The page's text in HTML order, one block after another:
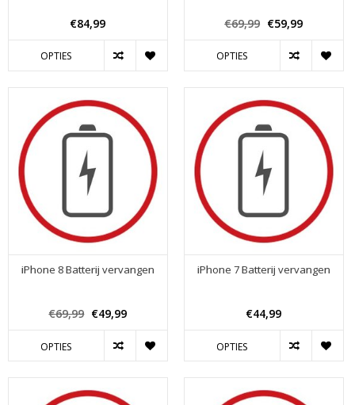
€84,99
OPTIES
€69,99 €59,99
OPTIES
iPhone 8 Batterij vervangen
€69,99 €49,99
OPTIES
iPhone 7 Batterij vervangen
€44,99
OPTIES